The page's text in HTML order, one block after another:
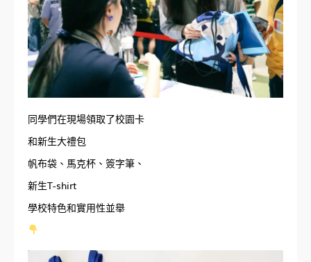
同學們在現場領取了校園卡
和新生大禮包
帆布袋、馬克杯、簽字筆、
新生T-shirt
學校特色和實用性並舉